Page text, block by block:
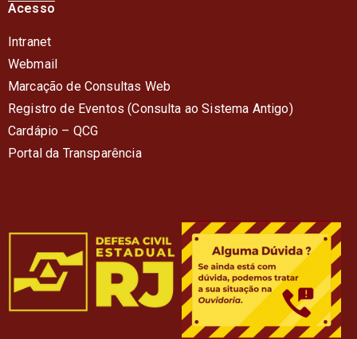
Acesso
Intranet
Webmail
Marcação de Consultas Web
Registro de Eventos (Consulta ao Sistema Antigo)
Cardápio – QCG
Portal da Transparência